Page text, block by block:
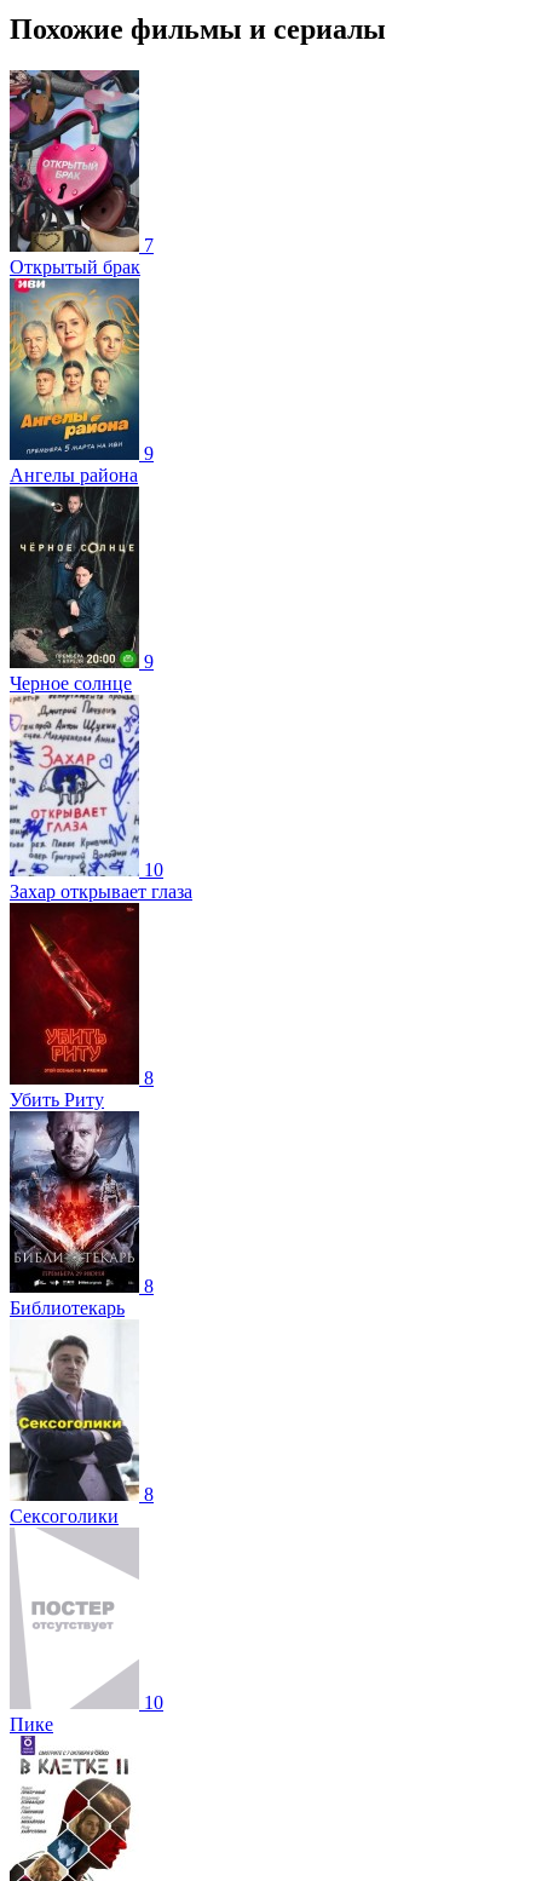
Похожие фильмы и сериалы
7
Открытый брак
9
Ангелы района
9
Черное солнце
10
Захар открывает глаза
8
Убить Риту
8
Библиотекарь
8
Сексоголики
10
Пике